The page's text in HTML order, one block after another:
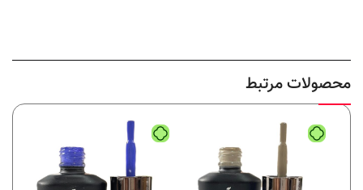
محصولات مرتبط